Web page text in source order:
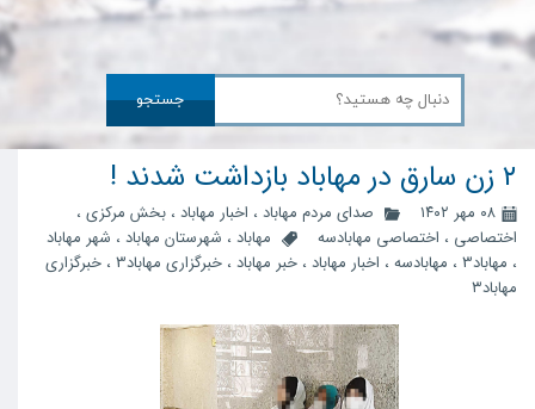
جستجو
۲ زن سارق در مهاباد بازداشت شدند !
۰۸ مهر ۱۴۰۲ صدای مردم مهاباد ، اخبار مهاباد ، بخش مرکزی ،
اختصاصی ، اختصاصی مهابادسه مهاباد ، شهرستان مهاباد ، شهر مهاباد
، مهاباد3 ، مهابادسه ، اخبار مهاباد ، خبر مهاباد ، خبرگزاری مهاباد3 ، خبرگزاری
مهاباد۳